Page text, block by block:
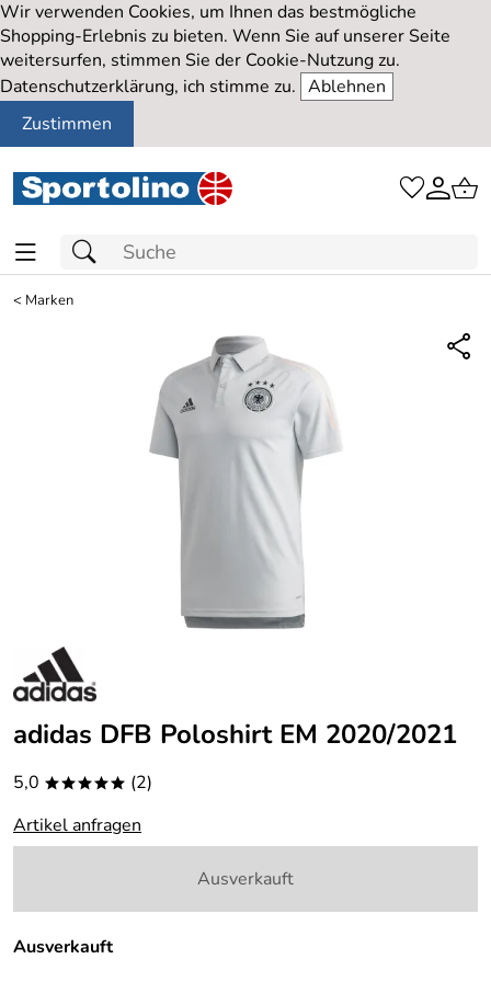
Wir verwenden Cookies, um Ihnen das bestmögliche
Shopping-Erlebnis zu bieten. Wenn Sie auf unserer Seite
weitersurfen, stimmen Sie der Cookie-Nutzung zu.
Datenschutzerklärung, ich stimme zu. Ablehnen
Zustimmen
< Marken
adidas DFB Poloshirt EM 2020/2021
5,0 ***** (2)
Artikel anfragen
Ausverkauft
Ausverkauft